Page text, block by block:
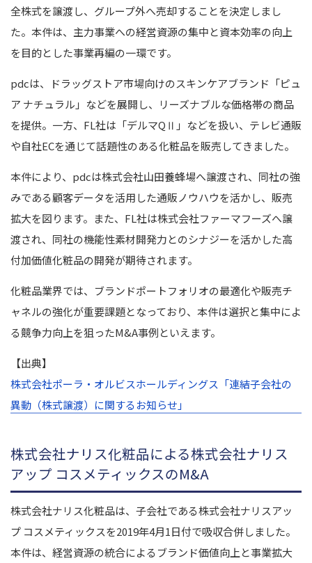
全株式を譲渡し、グループ外へ売却することを決定しまし
た。本件は、主力事業への経営資源の集中と資本効率の向上
を目的とした事業再編の一環です。
pdcは、ドラッグストア市場向けのスキンケアブランド「ピュ
ア ナチュラル」などを展開し、リーズナブルな価格帯の商品
を提供。一方、FL社は「デルマQⅡ」などを扱い、テレビ通販
や自社ECを通じて話題性のある化粧品を販売してきました。
本件により、pdcは株式会社山田養蜂場へ譲渡され、同社の強
みである顧客データを活用した通販ノウハウを活かし、販売
拡大を図ります。また、FL社は株式会社ファーマフーズへ譲
渡され、同社の機能性素材開発力とのシナジーを活かした高
付加価値化粧品の開発が期待されます。
化粧品業界では、ブランドポートフォリオの最適化や販売チ
ャネルの強化が重要課題となっており、本件は選択と集中によ
る競争力向上を狙ったM&A事例といえます。
【出典】
株式会社ポーラ・オルビスホールディングス「連結子会社の
異動（株式譲渡）に関するお知らせ」
株式会社ナリス化粧品による株式会社ナリス
アップ コスメティックスのM&A
株式会社ナリス化粧品は、子会社である株式会社ナリスアッ
プ コスメティックスを2019年4月1日付で吸収合併しました。
本件は、経営資源の統合によるブランド価値向上と事業拡大